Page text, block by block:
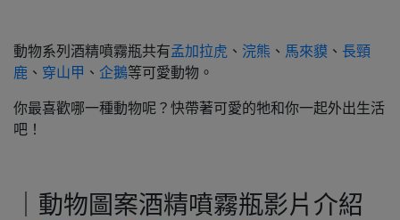
動物系列酒精噴霧瓶共有孟加拉虎 、 浣熊 、 馬來貘 、 長頸
鹿 、 穿山甲 、 企鵝等可愛動物。
你最喜歡哪一種動物呢？快帶著可愛的牠和你一起外出生活
吧！
｜動物圖案酒精噴霧瓶影片介紹